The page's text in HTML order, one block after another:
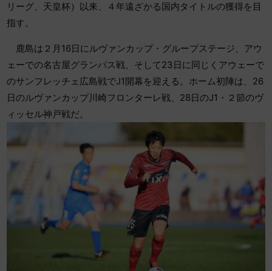
リーグ、天皇杯）以来、４年遠ざかる国内タイトルの獲得を目
指す。
鹿島は２月16日にルヴァンカップ・グループステージ、アウ
ェーでの名古屋グランパス戦、そして23日に同じくアウェーで
のサンフレッチェ広島戦でJ1開幕を迎える。ホーム初陣は、26
日のルヴァンカップ川崎フロンターレ戦、28日のJ1・２節のヴ
ィッセル神戸戦だ。